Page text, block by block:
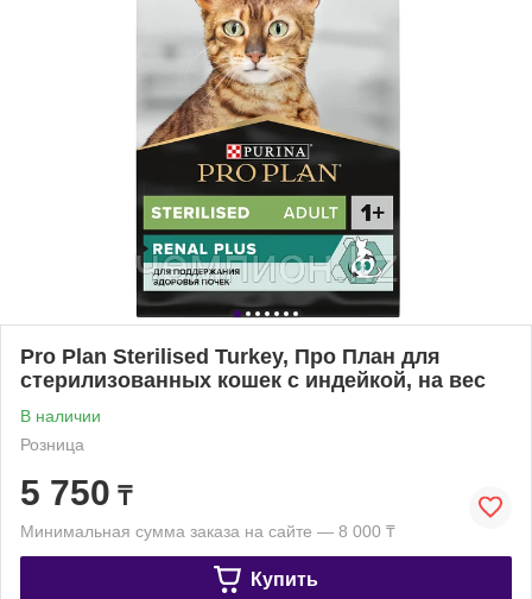
Pro Plan Sterilised Turkey, Про План для
стерилизованных кошек с индейкой, на вес
В наличии
Розница
5 750 ₸
Минимальная сумма заказа на сайте — 8 000 ₸
Купить